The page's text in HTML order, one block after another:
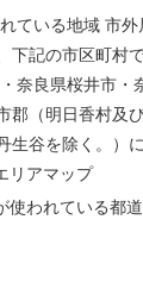
ている地域 市外
下記の市区町村
奈良県桜井市・
郡（明日香村及
生谷を除く。）
リアマップ
使われている都